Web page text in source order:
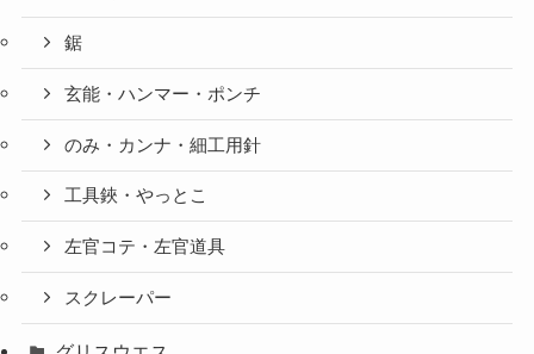
鋸
玄能・ハンマー・ポンチ
のみ・カンナ・細工用針
工具鋏・やっとこ
左官コテ・左官道具
スクレーパー